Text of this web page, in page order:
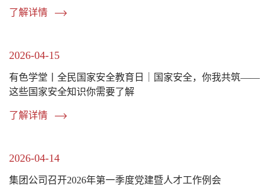
了解详情
2026-04-15
有色学堂丨全民国家安全教育日｜国家安全，你我共筑——
这些国家安全知识你需要了解
了解详情
2026-04-14
集团公司召开2026年第一季度党建暨人才工作例会